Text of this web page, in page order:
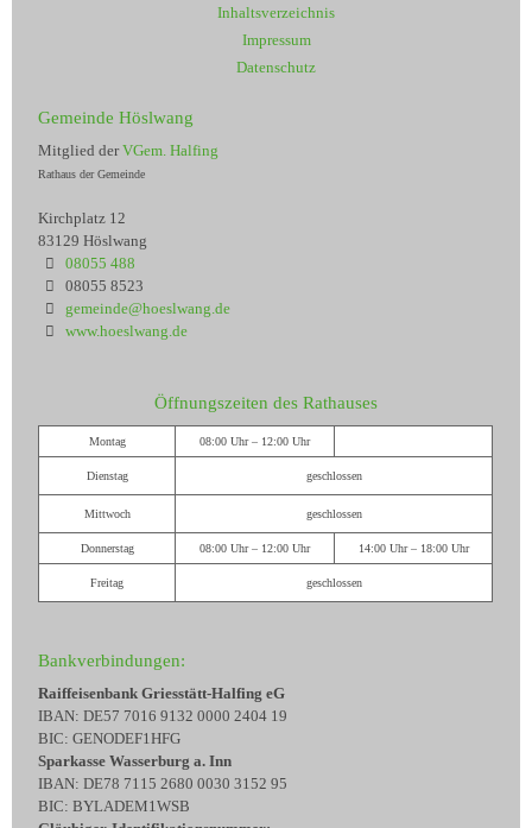
Inhaltsverzeichnis
Impressum
Datenschutz
Gemeinde Höslwang
Mitglied derVGem. Halfing
Rathaus der Gemeinde
Kirchplatz 12
83129 Höslwang
08055 488
08055 8523
gemeinde@hoeslwang.de
www.hoeslwang.de
Öffnungszeiten des Rathauses
Montag 08:00 Uhr – 12:00 Uhr
Dienstag geschlossen
Mittwoch geschlossen
Donnerstag 08:00 Uhr – 12:00 Uhr 14:00 Uhr – 18:00 Uhr
Freitag geschlossen
Bankverbindungen:
Raiffeisenbank Griesstätt-Halfing eG
IBAN: DE57 7016 9132 0000 2404 19
BIC: GENODEF1HFG
Sparkasse Wasserburg a. Inn
IBAN: DE78 7115 2680 0030 3152 95
BIC: BYLADEM1WSB